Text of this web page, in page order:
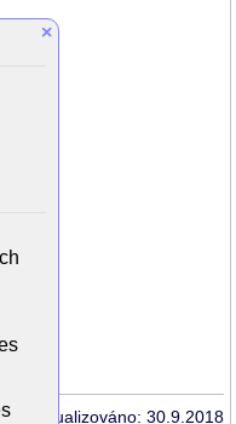
Aktualizováno: 30.9.2018
×